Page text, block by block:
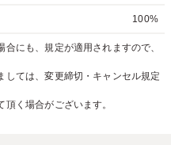
100%
にも、規定が適用されますので、
ては、変更締切・キャンセル規定
く場合がございます。